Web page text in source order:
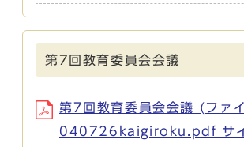
第7回教育委員会会議
第7回教育委員会会議 (ファイ
040726kaigiroku.pdf サイ